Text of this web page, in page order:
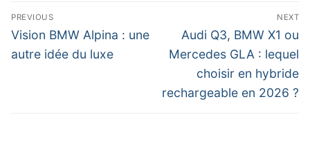
Navigation
de
l’article
PREVIOUS
Previous
post:
Vision BMW Alpina : une
autre idée du luxe
NEXT
Next
post:
Audi Q3, BMW X1 ou
Mercedes GLA : lequel
choisir en hybride
rechargeable en 2026 ?